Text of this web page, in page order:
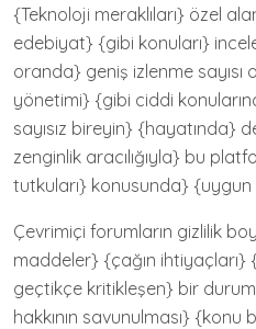
{Teknoloji meraklıları} özel
edebiyat} {gibi konuları}
oranda} geniş izlenme sayısı
yönetimi} {gibi ciddi
sayısız bireyin} {hayatında}
zenginlik aracılığıyla} bu
tutkuları} konusunda}
Çevrimiçi forumların gizlilik
maddeler} {çağın
geçtikçe kritikleşen} bir
hakkının savunulması} {konu